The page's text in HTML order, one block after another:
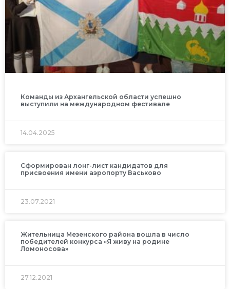
Команды из Архангельской области успешно
выступили на международном фестивале
14.04.2025
Сформирован лонг-лист кандидатов для
присвоения имени аэропорту Васьково
23.07.2021
Жительница Мезенского района вошла в число
победителей конкурса «Я живу на родине
Ломоносова»
27.12.2021